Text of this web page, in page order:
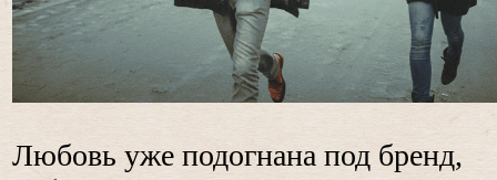
Любовь уже подогнана под бренд,